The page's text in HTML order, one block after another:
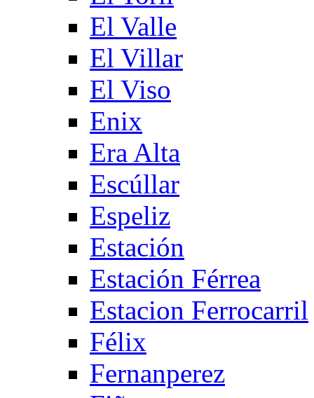
El Valle
El Villar
El Viso
Enix
Era Alta
Escúllar
Espeliz
Estación
Estación Férrea
Estacion Ferrocarril
Félix
Fernanperez